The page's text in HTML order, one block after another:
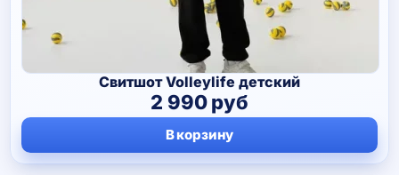
Свитшот Volleylife детский
2 990руб
В корзину